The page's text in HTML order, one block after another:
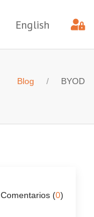
English
Blog BYOD
Comentarios (0)